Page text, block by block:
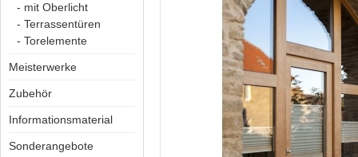
- mit Oberlicht
- Terrassentüren
- Torelemente
Meisterwerke
Zubehör
Informationsmaterial
Sonderangebote